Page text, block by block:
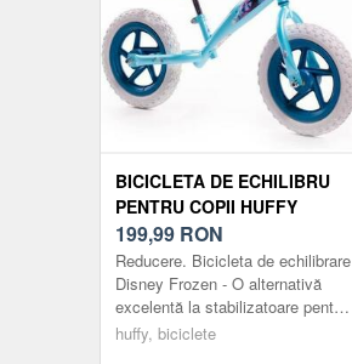
BICICLETA DE ECHILIBRU
PENTRU COPII HUFFY
DISNEY FROZEN, ROTI
12INCH (MOV/ALB)
199,99 RON
Reducere. Bicicleta de echilibrare
Disney Frozen - O alternativă
excelentă la stabilizatoare pentru
copiii cu vârste cuprinse între 2
huffy, biciclete